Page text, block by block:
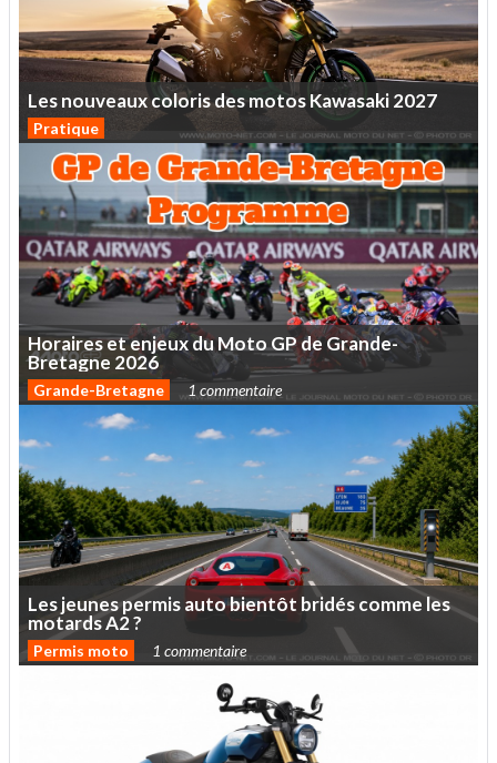
LesnouveauxcolorisdesmotosKawasaki2027
Pratique
HorairesetenjeuxduMotoGPdeGrande-
Bretagne 2026
Grande-Bretagne 1 commentaire
Lesjeunespermisautobientôt bridéscommeles
motardsA2?
Permis moto 1 commentaire